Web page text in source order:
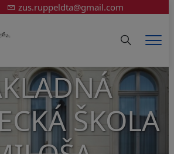
zus.ruppeldta@gmail.com
Hledání
ŠKOLA